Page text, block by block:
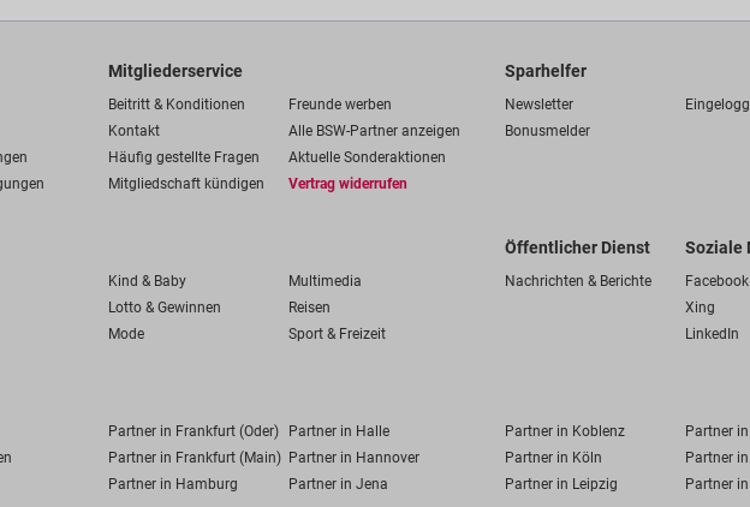
Mitgliederservice
Beitritt & Konditionen
Freunde werben
Kontakt
Alle BSW-Partner anzeigen
Häufig gestellte Fragen
Aktuelle Sonderaktionen
Mitgliedschaft kündigen
Vertrag widerrufen
Sparhelfer
Newsletter
Bonusmelder
Kind & Baby
Multimedia
Lotto & Gewinnen
Reisen
Mode Sport & Freizeit
Öffentlicher Dienst
Nachrichten & Berichte
Soziale
Facebook
Xing
LinkedIn
Partner in Frankfurt (Oder) Partner in Halle Partner in Koblenz
Partner
Partner in Frankfurt (Main) Partner in Hannover Partner in Köln
Partner
Partner in Hamburg Partner in Jena Partner in Leipzig Partner